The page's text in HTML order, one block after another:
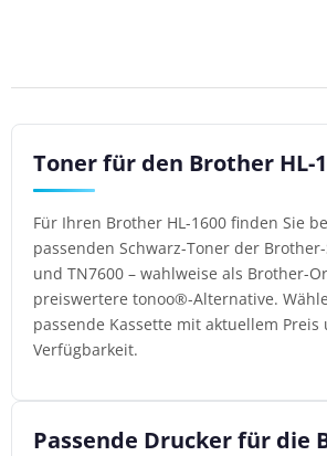
Toner für den Brother HL-
Für Ihren Brother HL-1600 finden Sie
passenden Schwarz-Toner der
und TN7600 – wahlweise als Brother-
preiswertere tonoo®-Alternative.
passende Kassette mit aktuellem Preis
Verfügbarkeit.
Passende Drucker für die